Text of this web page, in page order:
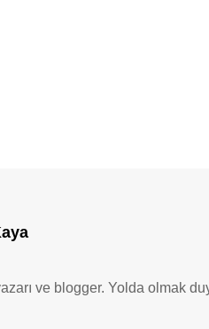
ve blogger. Yolda olmak